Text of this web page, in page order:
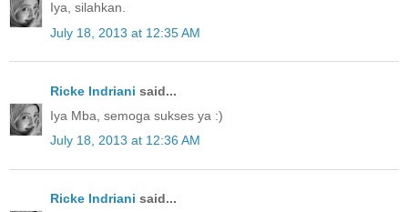
Iya, silahkan.
July 18, 2013 at 12:35 AM
Ricke Indriani said...
Iya Mba, semoga sukses ya :)
July 18, 2013 at 12:36 AM
Ricke Indriani said...